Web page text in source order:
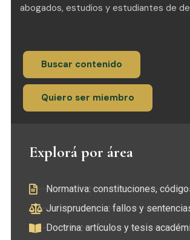
abogados, estudios y estudiantes de
Buscar contenido
Quiero ser miembro
Explorá por área
Normativa: constituciones,
Jurisprudencia: fallos y
Doctrina: artículos y tesis